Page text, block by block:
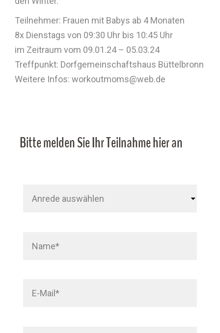
Teilnehmer: Frauen mit Babys ab 4 Monaten
8x Dienstags von 09:30 Uhr bis 10:45 Uhr
im Zeitraum vom 09.01.24 – 05.03.24
Treffpunkt: Dorfgemeinschaftshaus Büttelbronn
Weitere Infos: workoutmoms@web.de
Bitte melden Sie Ihr Teilnahme hier an